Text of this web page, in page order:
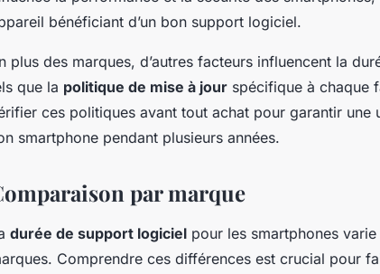
bénéficiant d’un bon support logiciel.
plus des marques, d’autres facteurs influencent la
que la politique de mise à jour spécifique à chaque
ces politiques avant tout achat pour garantir une
smartphone pendant plusieurs années.
par marque
durée de support logiciel pour les smartphones
Comprendre ces différences est crucial pour